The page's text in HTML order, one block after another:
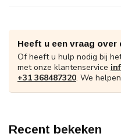
Heeft u een vraag
Of heeft u hulp nodig bij
met onze klantenservice
+31 368487320. We
Recent bekeken